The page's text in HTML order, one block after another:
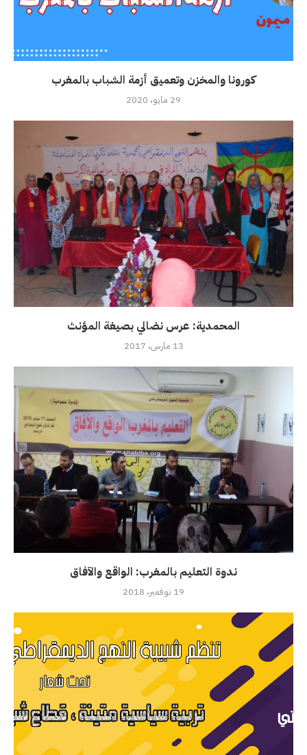
كورونا والمخزن وتعميق أزمة الشباب بالمغرب
29 مايو، 2020
المحمدية: عرس نضالي بصيغة المؤنث
13 مارس، 2017
ندوة التعليم بالمغرب: الواقع والآفاق
19 نوفمبر، 2018